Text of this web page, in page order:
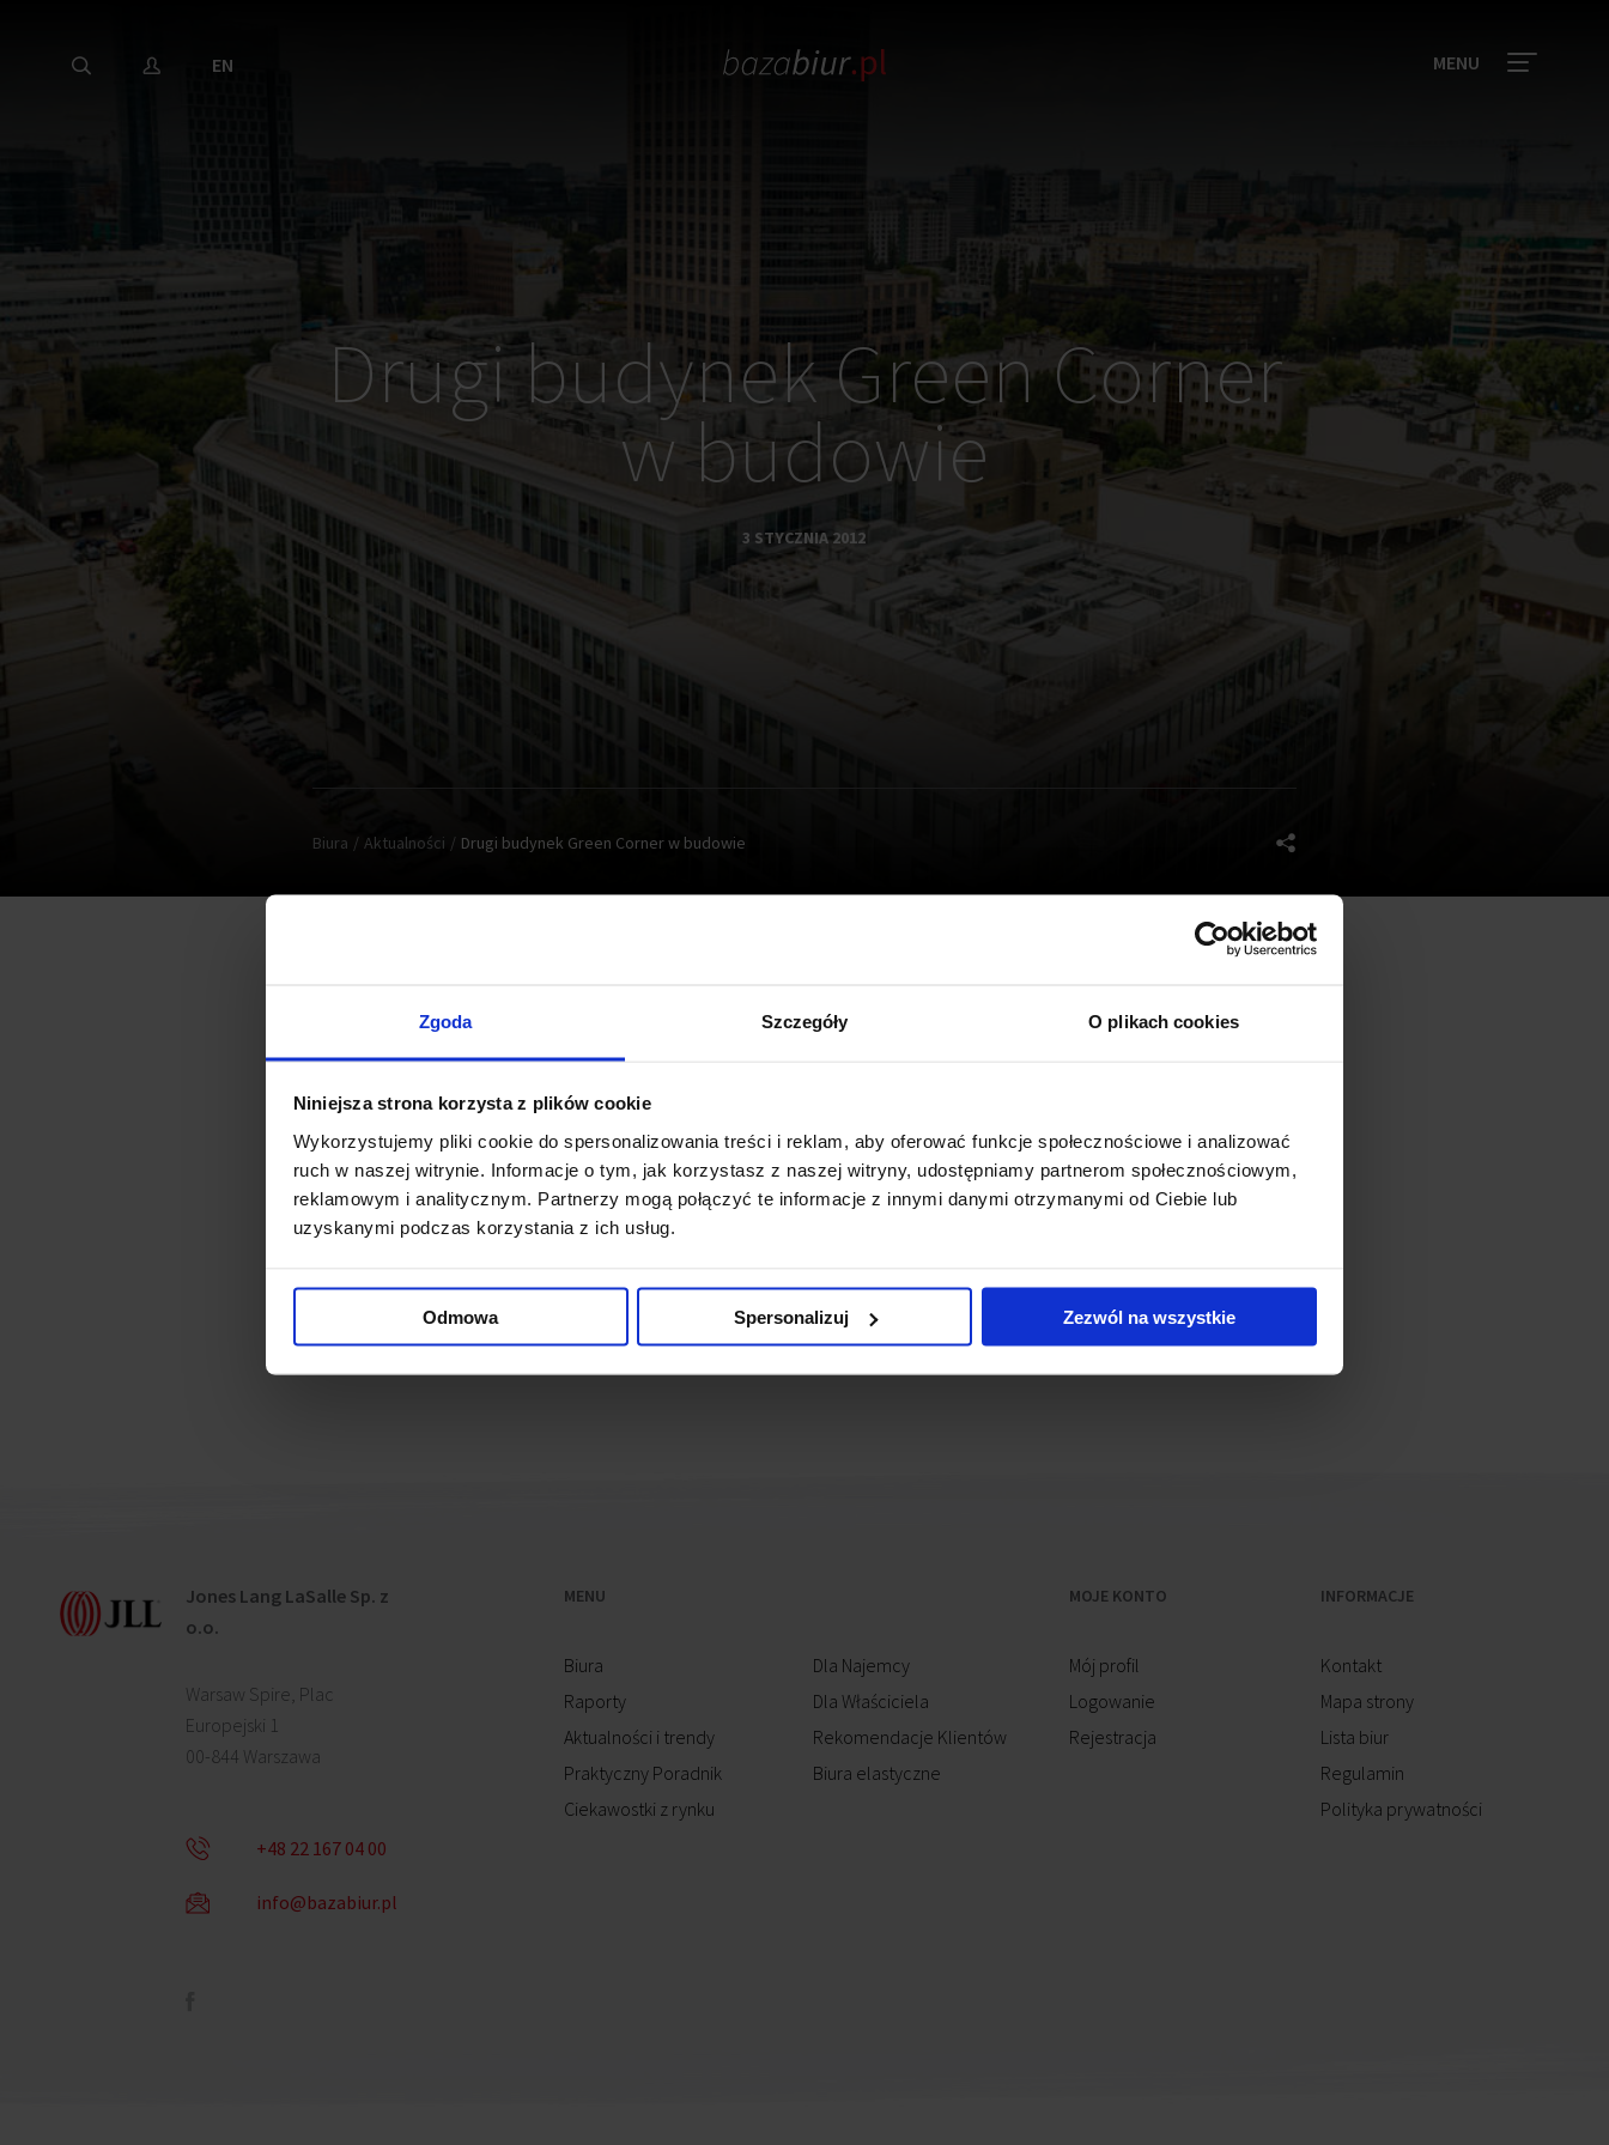
Zgoda Szczegóły O plikach cookies
Niniejsza strona korzysta z plików cookie
Wykorzystujemy pliki cookie do spersonalizowania treści i reklam, aby oferować funkcje społecznościowe i analizować
ruch w naszej witrynie. Informacje o tym, jak korzystasz z naszej witryny, udostępniamy partnerom społecznościowym,
reklamowym i analitycznym. Partnerzy mogą połączyć te informacje z innymi danymi otrzymanymi od Ciebie lub
uzyskanymi podczas korzystania z ich usług.
Odmowa Spersonalizuj Zezwól na wszystkie
EN MENU
Drugi budynek Green Corner
w budowie
3 STYCZNIA 2012
Biura Aktualności Drugi budynek Green Corner w budowie
Budynek oferować będzie do wynajęcia ponad 11 700 mkw powierzchni biurowej oraz ok. 1 300 mkw powierzchni
handlowej. Zakończenie inwestycji zaplanowano na koniec tego roku.
Powiązane newsy
Grant Thornton w Green Corner(11 lipca 2012)
Pierwszy najemca w Green Corner
(12 stycznia 2012)
Jones Lang LaSalle Sp. z
o.o.
Warsaw Spire, Plac
Europejski 1
00-844 Warszawa
+48 22 167 04 00
info@bazabiur.pl
MENU
Biura
Raporty
Aktualności i trendy
Praktyczny Poradnik
Ciekawostki z rynku
Dla Najemcy
Dla Właściciela
Rekomendacje Klientów
Biura elastyczne
MOJE KONTO
Mój profil
Logowanie
Rejestracja
INFORMACJE
Kontakt
Mapa strony
Lista biur
Regulamin
Polityka prywatności